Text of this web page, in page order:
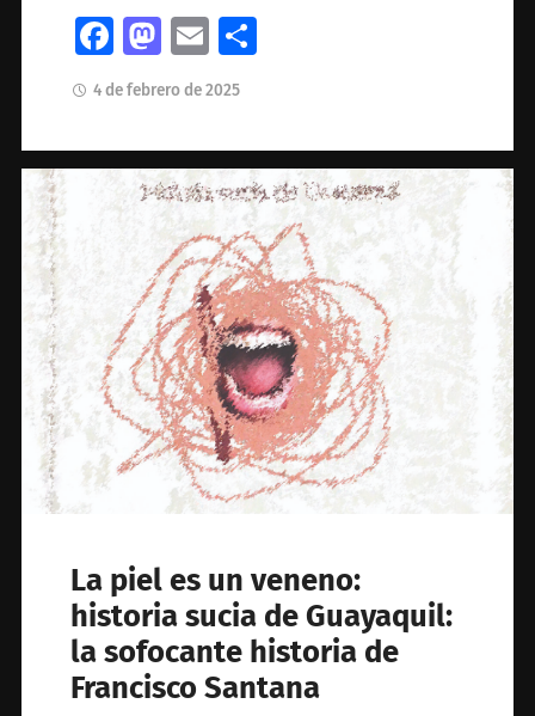
Facebook
Mastodon
Email
4 de febrero de 2025
La piel es un veneno:
historia sucia de Guayaquil:
la sofocante historia de
Francisco Santana